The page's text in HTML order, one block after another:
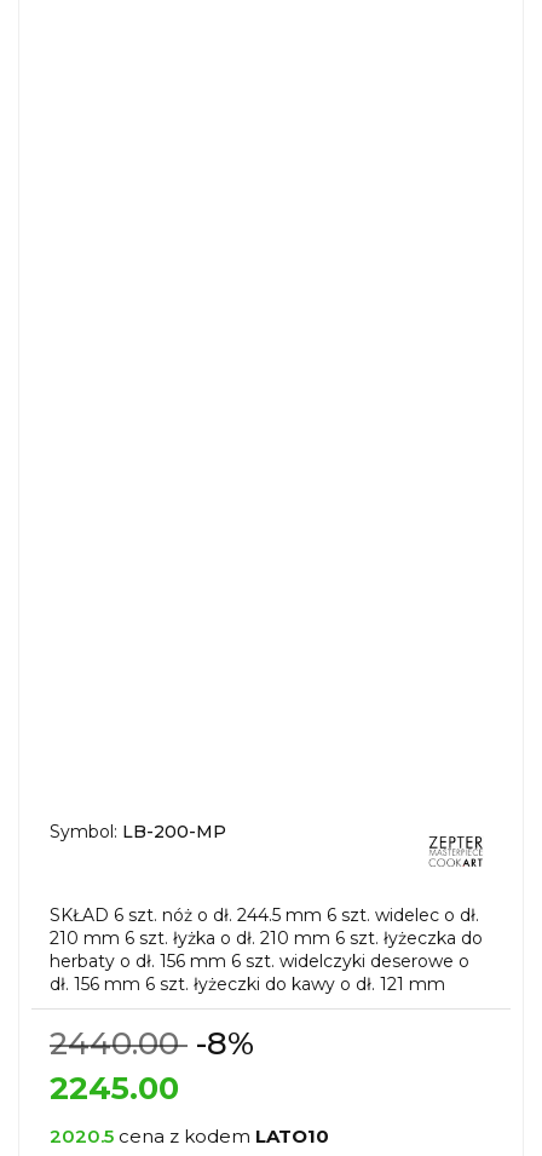
Symbol: LB-200-MP
SKŁAD 6 szt. nóż o dł. 244.5 mm 6 szt. widelec o dł.
210 mm 6 szt. łyżka o dł. 210 mm 6 szt. łyżeczka do
herbaty o dł. 156 mm 6 szt. widelczyki deserowe o
dł. 156 mm 6 szt. łyżeczki do kawy o dł. 121 mm
2440.00 -8%
2245.00
2020.5 cena z kodem LATO10